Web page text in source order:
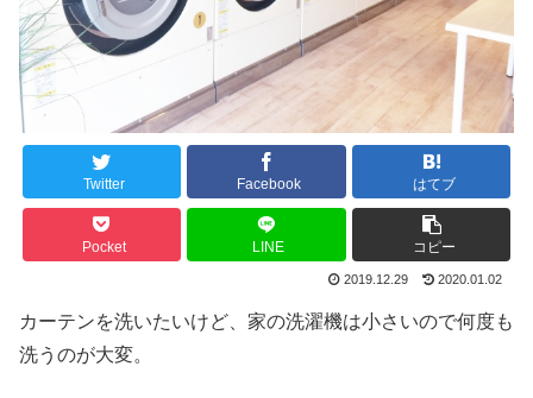
Twitter Facebook はてブ
Pocket LINE コピー
2019.12.29 2020.01.02
カーテンを洗いたいけど、家の洗濯機は小さいので何度も
洗うのが大変。